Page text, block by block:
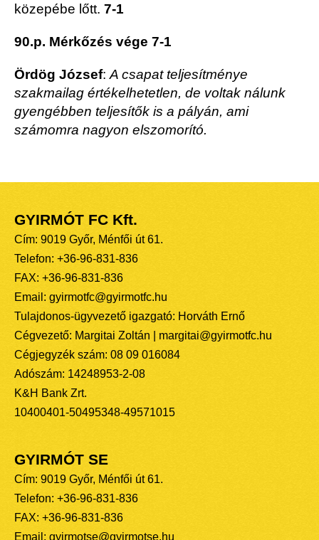
közepébe lőtt. 7-1
90.p. Mérkőzés vége 7-1
Ördög József:A csapat teljesítménye
szakmailag értékelhetetlen, de voltak nálunk
gyengébben teljesítők is a pályán, ami
számomra nagyon elszomorító.
GYIRMÓT FC Kft.
Cím: 9019 Győr, Ménfői út 61.
Telefon: +36-96-831-836
FAX: +36-96-831-836
Email: gyirmotfc@gyirmotfc.hu
Tulajdonos-ügyvezető igazgató: Horváth Ernő
Cégvezető: Margitai Zoltán | margitai@gyirmotfc.hu
Cégjegyzék szám: 08 09 016084
Adószám: 14248953-2-08
K&H Bank Zrt.
10400401-50495348-49571015
GYIRMÓT SE
Cím: 9019 Győr, Ménfői út 61.
Telefon: +36-96-831-836
FAX: +36-96-831-836
Email: gyirmotse@gyirmotse.hu